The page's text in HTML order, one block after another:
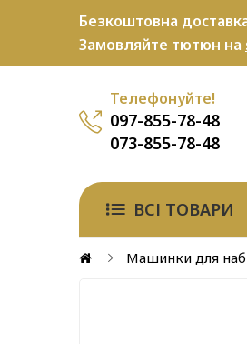
Безкоштовна
Замовляйте тютюн на
Телефонуйте!
097-855-78-48
073-855-78-48
ВСІ ТОВАРИ
Машинки для